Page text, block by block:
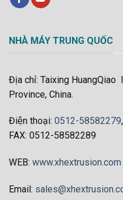
NHÀ MÁY TRUNG QUỐC
Địa chỉ: Taixing HuangQiao
Province, China.
Điện thoại: 0512-58582279,
FAX: 0512-58582289
WEB: www.xhextrusion.com
Email: